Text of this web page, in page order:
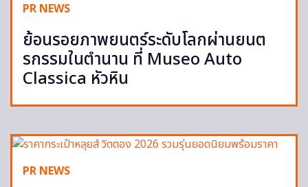
PR NEWS
ย้อนรอยภาพยนตร์ระดับโลกผ่านยนต
รกรรมในตำนาน ที่ Museo Auto
Classica หัวหิน
PR NEWS